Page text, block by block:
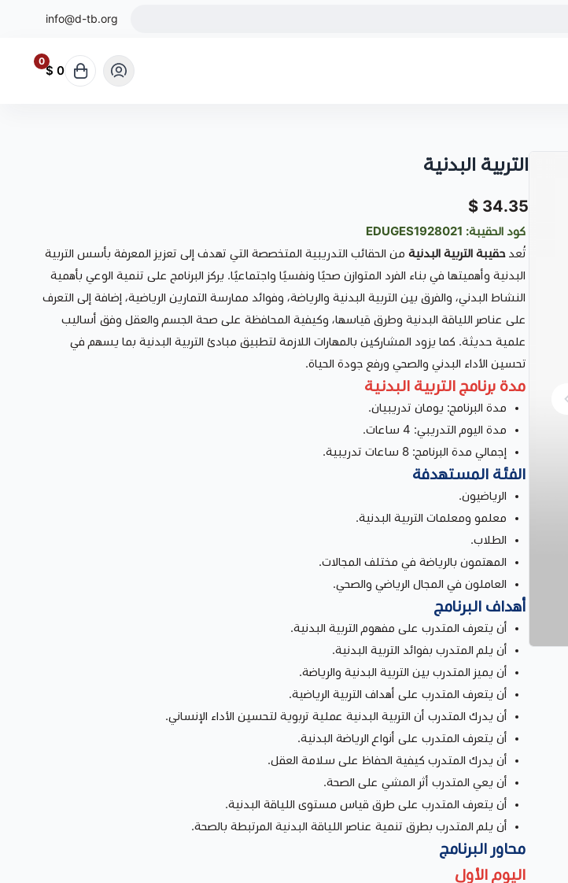
info@d-tb.org
0
0 $
التربية البدنية
34.35 $
كود الحقيبة: EDUGES1928021
تُعدحقيبة التربية البدنية من الحقائب التدريبية المتخصصة التي تهدف إلى تعزيز المعرفة بأسس التربية
البدنية وأهميتها في بناء الفرد المتوازن صحيًا ونفسيًا واجتماعيًا. يركز البرنامج على تنمية الوعي بأهمية
النشاط البدني، والفرق بين التربية البدنية والرياضة، وفوائد ممارسة التمارين الرياضية، إضافة إلى التعرف
على عناصر اللياقة البدنية وطرق قياسها، وكيفية المحافظة على صحة الجسم والعقل وفق أساليب
علمية حديثة. كما يزود المشاركين بالمهارات اللازمة لتطبيق مبادئ التربية البدنية بما يسهم في
تحسين الأداء البدني والصحي ورفع جودة الحياة.
مدة برنامج التربية البدنية
مدة البرنامج: يومان تدريبيان.
مدة اليوم التدريبي: 4 ساعات.
إجمالي مدة البرنامج: 8 ساعات تدريبية.
الفئة المستهدفة
الرياضيون.
معلمو ومعلمات التربية البدنية.
الطلاب.
المهتمون بالرياضة في مختلف المجالات.
العاملون في المجال الرياضي والصحي.
أهداف البرنامج
أن يتعرف المتدرب على مفهوم التربية البدنية.
أن يلم المتدرب بفوائد التربية البدنية.
أن يميز المتدرب بين التربية البدنية والرياضة.
أن يتعرف المتدرب على أهداف التربية الرياضية.
أن يدرك المتدرب أن التربية البدنية عملية تربوية لتحسين الأداء الإنساني.
أن يتعرف المتدرب على أنواع الرياضة البدنية.
أن يدرك المتدرب كيفية الحفاظ على سلامة العقل.
أن يعي المتدرب أثر المشي على الصحة.
أن يتعرف المتدرب على طرق قياس مستوى اللياقة البدنية.
أن يلم المتدرب بطرق تنمية عناصر اللياقة البدنية المرتبطة بالصحة.
محاور البرنامج
اليوم الأول